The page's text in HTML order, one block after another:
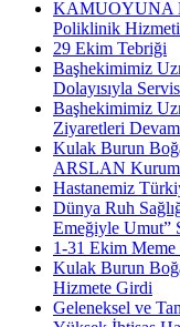
KAMUOYUNA
Poliklinik Hizmeti
29 Ekim Tebriği
Başhekimimiz
Dolayısıyla
Başhekimimiz
Ziyaretleri
Kulak Burun
ARSLAN
Hastanemiz
Dünya Ruh
Emeğiyle Umut”
1-31 Ekim Meme
Kulak Burun
Hizmete Girdi
Geleneksel ve